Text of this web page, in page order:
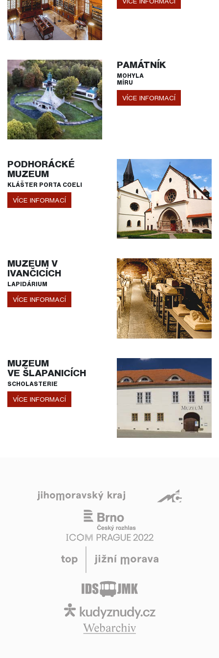
PAMÁTNÍK
MOHYLA
MÍRU
VÍCE INFORMACÍ
PODHORÁCKÉ
MUZEUM
KLÁŠTER PORTA COELI
VÍCE INFORMACÍ
MUZEUM V
IVANČICÍCH
LAPIDÁRIUM
VÍCE INFORMACÍ
MUZEUM
VE ŠLAPANICÍCH
SCHOLASTERIE
VÍCE INFORMACÍ